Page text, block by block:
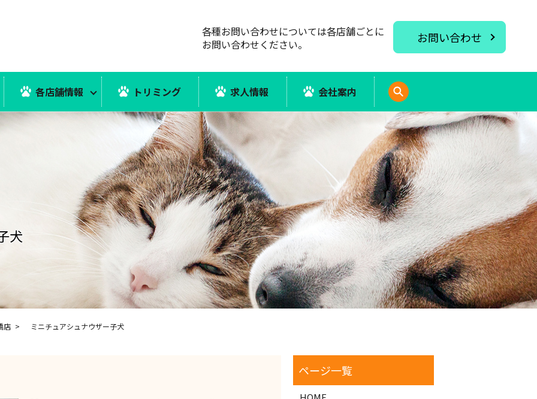
各店舗情報 トリミング 求人情報 会社案内 search
各種お問い合わせについては各店舗ごとに
お問い合わせください。
お問い合わせ
犬
店 ミニチュアシュナウザー子犬